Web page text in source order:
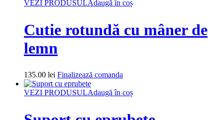
VEZI PRODUSULAdaugă în coș
Cutie rotundă cu mâner de
lemn
135.00 lei Finalizează comanda
VEZI PRODUSULAdaugă în coș